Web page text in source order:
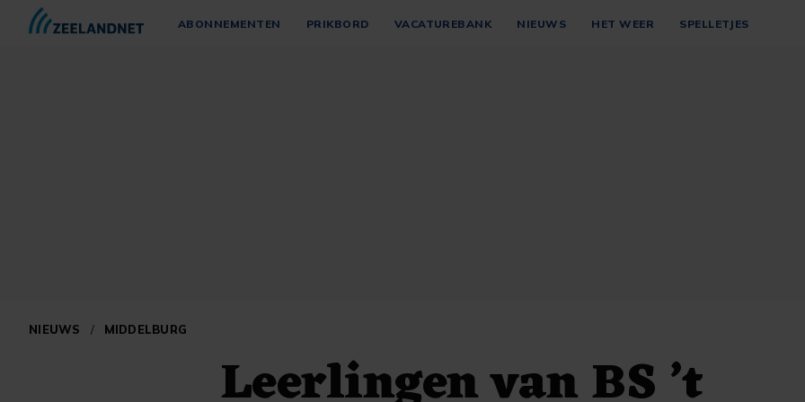
ABONNEMENTEN PRIKBORD VACATUREBANK NIEUWS HET WEER SPELLETJES
NIEUWS / MIDDELBURG